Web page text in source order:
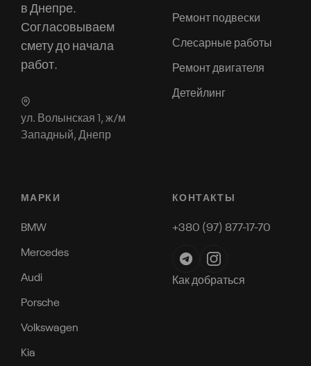
в Днепре.
Согласовываем
смету до начала
работ.
ул. Волынская 1, ж/м
Западный, Днепр
Ремонт подвески
Слесарные работы
Ремонт двигателя
Детейлинг
МАРКИ
BMW
Mercedes
Audi
Porsche
Volkswagen
Kia
КОНТАКТЫ
+380 (97) 877-17-70
Как добраться